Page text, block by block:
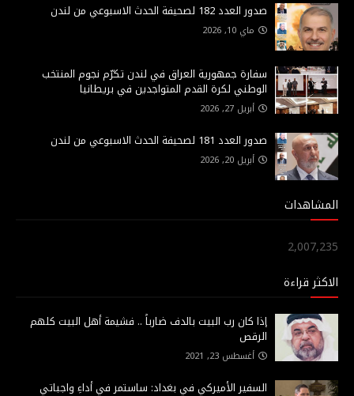
صدور العدد 182 لصحيفة الحدث الاسبوعي من لندن
ماي 10, 2026
سفارة جمهورية العراق في لندن تكرّم نجوم المنتخب
الوطني لكرة القدم المتواجدين في بريطانيا
أبريل 27, 2026
صدور العدد 181 لصحيفة الحدث الاسبوعي من لندن
أبريل 20, 2026
المشاهدات
2,007,235
الاكثر قراءة
إذا كان رب البيت بالدف ضارباً .. فشيمة أهل البيت كلهم
الرقص
أغسطس 23, 2021
السفير الأميركي في بغداد: ساستمر في أداءِ واجباتي